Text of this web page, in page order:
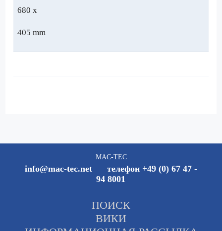
680 x
405 mm
MAC-TEC
info@mac-tec.net телефон +49 (0) 67 47 -
94 8001
ПОИСК
ВИКИ